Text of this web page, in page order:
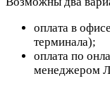
оплата в
терминала);
оплата по
менеджером